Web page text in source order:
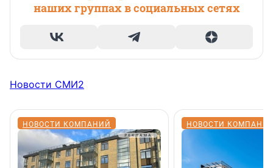
наших группах в социальных сетях
Новости СМИ2
НОВОСТИ КОМПАНИЙ НОВОСТИ